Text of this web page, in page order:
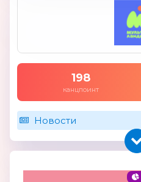
198
канцпоинт
Новости